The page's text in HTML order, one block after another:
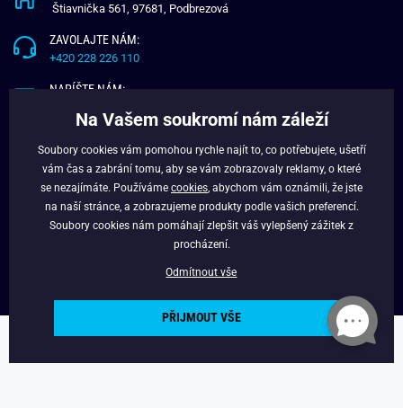
Štiavnička 561, 97681, Podbrezová
ZAVOLAJTE NÁM:
+420 228 226 110
NAPÍŠTE NÁM:
O NÁS
VĚRNOSTNÍ PROGRAM
Copyright © 2024 - Budchlap.cz Všechna práva vyhrazena. webdesign ©
Na Vašem soukromí nám záleží
Soubory cookies vám pomohou rychle najít to, co potřebujete, ušetří
vám čas a zabrání tomu, aby se vám zobrazovaly reklamy, o které
se nezajímáte. Používáme cookies , abychom vám oznámili, že jste
na naší stránce, a zobrazujeme produkty podle vašich preferencí.
Soubory cookies nám pomáhají zlepšit váš vylepšený zážitek z
procházení.
Odmítnout vše
PŘIJMOUT VŠE